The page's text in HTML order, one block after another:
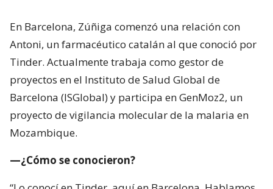
En Barcelona, Zúñiga comenzó una relación con
Antoni, un farmacéutico catalán al que conoció por
Tinder. Actualmente trabaja como gestor de
proyectos en el Instituto de Salud Global de
Barcelona (ISGlobal) y participa en GenMoz2, un
proyecto de vigilancia molecular de la malaria en
Mozambique.
—¿Cómo se conocieron?